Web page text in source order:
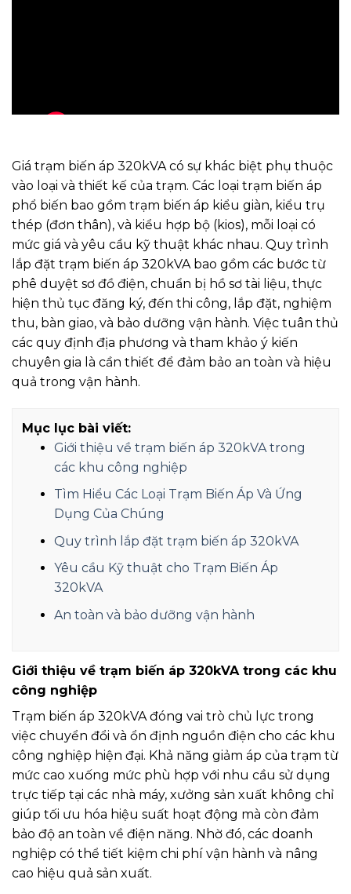
Giá trạm biến áp 320kVA có sự khác biệt phụ thuộc
vào loại và thiết kế của trạm. Các loại trạm biến áp
phổ biến bao gồm trạm biến áp kiểu giàn, kiểu trụ
thép (đơn thân), và kiểu hợp bộ (kios), mỗi loại có
mức giá và yêu cầu kỹ thuật khác nhau. Quy trình
lắp đặt trạm biến áp 320kVA bao gồm các bước từ
phê duyệt sơ đồ điện, chuẩn bị hồ sơ tài liệu, thực
hiện thủ tục đăng ký, đến thi công, lắp đặt, nghiệm
thu, bàn giao, và bảo dưỡng vận hành. Việc tuân thủ
các quy định địa phương và tham khảo ý kiến
chuyên gia là cần thiết để đảm bảo an toàn và hiệu
quả trong vận hành.
Mục lục bài viết:
Giới thiệu về trạm biến áp 320kVA trong
các khu công nghiệp
Tìm Hiểu Các Loại Trạm Biến Áp Và Ứng
Dụng Của Chúng
Quy trình lắp đặt trạm biến áp 320kVA
Yêu cầu Kỹ thuật cho Trạm Biến Áp
320kVA
An toàn và bảo dưỡng vận hành
Giới thiệu về trạm biến áp 320kVA trong các khu
công nghiệp
Trạm biến áp 320kVA đóng vai trò chủ lực trong
việc chuyển đổi và ổn định nguồn điện cho các khu
công nghiệp hiện đại. Khả năng giảm áp của trạm từ
mức cao xuống mức phù hợp với nhu cầu sử dụng
trực tiếp tại các nhà máy, xưởng sản xuất không chỉ
giúp tối ưu hóa hiệu suất hoạt động mà còn đảm
bảo độ an toàn về điện năng. Nhờ đó, các doanh
nghiệp có thể tiết kiệm chi phí vận hành và nâng
cao hiệu quả sản xuất.